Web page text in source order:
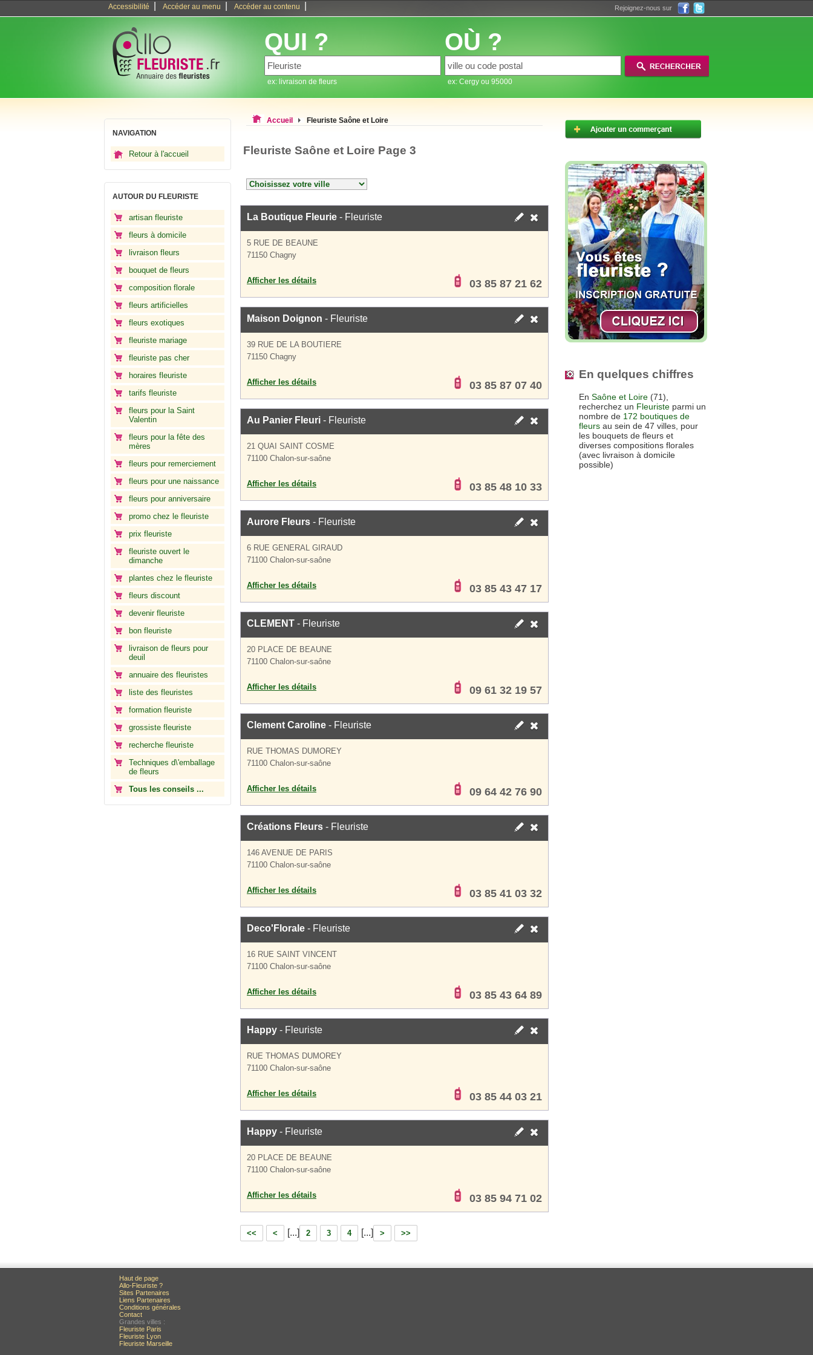
Accessibilité Accéder au menu Accéder au contenu Rejoignez-nous sur
QUI ?
ex: livraison de fleurs
OÙ ?
ex: Cergy ou 95000
NAVIGATION
Retour à l'accueil
AUTOUR DU FLEURISTE
artisan fleuriste
fleurs à domicile
livraison fleurs
bouquet de fleurs
composition florale
fleurs artificielles
fleurs exotiques
fleuriste mariage
fleuriste pas cher
horaires fleuriste
tarifs fleuriste
fleurs pour la Saint
Valentin
fleurs pour la fête des
mères
fleurs pour remerciement
fleurs pour une naissance
fleurs pour anniversaire
promo chez le fleuriste
prix fleuriste
fleuriste ouvert le
dimanche
plantes chez le fleuriste
fleurs discount
devenir fleuriste
bon fleuriste
livraison de fleurs pour
deuil
annuaire des fleuristes
liste des fleuristes
formation fleuriste
grossiste fleuriste
recherche fleuriste
Techniques d\'emballage
de fleurs
Tous les conseils ...
Accueil Fleuriste Saône et Loire
Fleuriste Saône et Loire Page 3
La Boutique Fleurie - Fleuriste
5 RUE DE BEAUNE
71150 Chagny
Afficher les détails 03 85 87 21 62
Maison Doignon - Fleuriste
39 RUE DE LA BOUTIERE
71150 Chagny
Afficher les détails 03 85 87 07 40
Au Panier Fleuri - Fleuriste
21 QUAI SAINT COSME
71100 Chalon-sur-saône
Afficher les détails 03 85 48 10 33
Aurore Fleurs - Fleuriste
6 RUE GENERAL GIRAUD
71100 Chalon-sur-saône
Afficher les détails 03 85 43 47 17
CLEMENT - Fleuriste
20 PLACE DE BEAUNE
71100 Chalon-sur-saône
Afficher les détails 09 61 32 19 57
Clement Caroline - Fleuriste
RUE THOMAS DUMOREY
71100 Chalon-sur-saône
Afficher les détails 09 64 42 76 90
Créations Fleurs - Fleuriste
146 AVENUE DE PARIS
71100 Chalon-sur-saône
Afficher les détails 03 85 41 03 32
Deco'Florale - Fleuriste
16 RUE SAINT VINCENT
71100 Chalon-sur-saône
Afficher les détails 03 85 43 64 89
Happy - Fleuriste
RUE THOMAS DUMOREY
71100 Chalon-sur-saône
Afficher les détails 03 85 44 03 21
Happy - Fleuriste
20 PLACE DE BEAUNE
71100 Chalon-sur-saône
Afficher les détails 03 85 94 71 02
<< < [...] 2 3 4 [...] > >>
En quelques chiffres
En Saône et Loire (71),
recherchez un Fleuriste parmi un
nombre de 172 boutiques de
fleurs au sein de 47 villes, pour
les bouquets de fleurs et
diverses compositions florales
(avec livraison à domicile
possible)
Haut de page
Allo-Fleuriste ?
Sites Partenaires
Liens Partenaires
Conditions générales
Contact
Grandes villes :
Fleuriste Paris
Fleuriste Lyon
Fleuriste Marseille